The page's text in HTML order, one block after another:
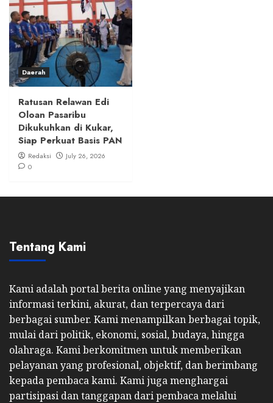
Daerah
Ratusan Relawan Edi
Oloan Pasaribu
Dikukuhkan di Kukar,
Siap Perkuat Basis PAN
Redaksi
July 26, 2026
0
Tentang Kami
Kami adalah portal berita online yang menyajikan
informasi terkini, akurat, dan terpercaya dari
berbagai sumber. Kami menampilkan berbagai topik,
mulai dari politik, ekonomi, sosial, budaya, hingga
olahraga. Kami berkomitmen untuk memberikan
pelayanan yang profesional, objektif, dan berimbang
kepada pembaca kami. Kami juga menghargai
partisipasi dan tanggapan dari pembaca melalui